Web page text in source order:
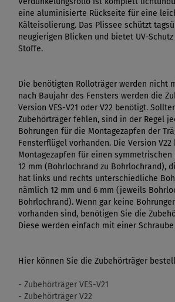
eine aluminisierte Rückseite für eine
Kälteisolierung. Das Plissee schützt
neugierigen Blicken und bietet UV-
Stoffe.
Die benötigten Rolloträger werden nicht
nach Baujahr des Fensters werden die
Version VES-V21 oder V22 benötigt.
Zubehörträger fehlen, sind in der Regel
Bohrungen für die Montagezapfen der
Fensterflügel vorhanden. Die Version V22
Montagezapfen für einen symmetrischen
12 mm (Bohrlochrand zu Bohrlochrand),
hat links und rechts unterschiedliche
nämlich 12 mm und 6 mm (jeweils
Bohrlochrand). Wenn gar keine
vorhanden sind, benötigen Sie die
Diese werden einfach mit einer
Hier können Sie die Zubehörträger
- Zubehörträger VES-V21
- Zubehörträger V22